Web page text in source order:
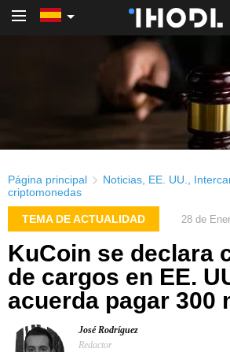
Página principal Noticias EE. UU.
criptomonedas
TEMA DE ACTUALIDAD 28 de
KuCoin se declara
de cargos en EE.
acuerda pagar 300
José Rodríguez
Redactor